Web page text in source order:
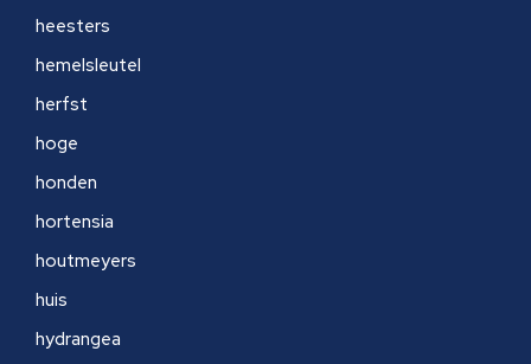
heesters
hemelsleutel
herfst
hoge
honden
hortensia
houtmeyers
huis
hydrangea